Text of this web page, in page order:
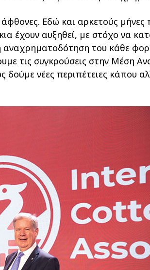
Εδώ και αρκετούς µήνες
έχουν αυξηθεί, µε στόχο να
του κάθε
τις συγκρούσεις στην Μέση
νέες περιπέτειες κάπου